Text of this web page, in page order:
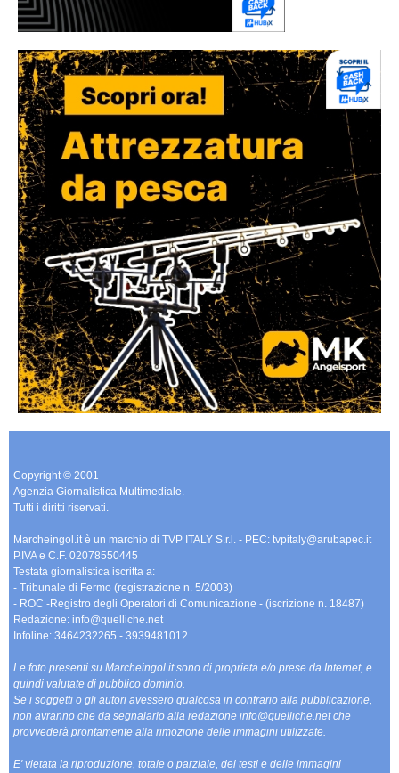
-------------------------------------------------------------
Copyright © 2001-
Agenzia Giornalistica Multimediale.
Tutti i diritti riservati.
Marcheingol.it è un marchio di TVP ITALY S.r.l. - PEC: tvpitaly@arubapec.it
P.IVA e C.F. 02078550445
Testata giornalistica iscritta a:
- Tribunale di Fermo (registrazione n. 5/2003)
- ROC -Registro degli Operatori di Comunicazione - (iscrizione n. 18487)
Redazione: info@quelliche.net
Infoline: 3464232265 - 3939481012
Le foto presenti su Marcheingol.it sono di proprietà e/o prese da Internet, e
quindi valutate di pubblico dominio.
Se i soggetti o gli autori avessero qualcosa in contrario alla pubblicazione,
non avranno che da segnalarlo alla redazione info@quelliche.net che
provvederà prontamente alla rimozione delle immagini utilizzate.
E' vietata la riproduzione, totale o parziale, dei testi e delle immagini